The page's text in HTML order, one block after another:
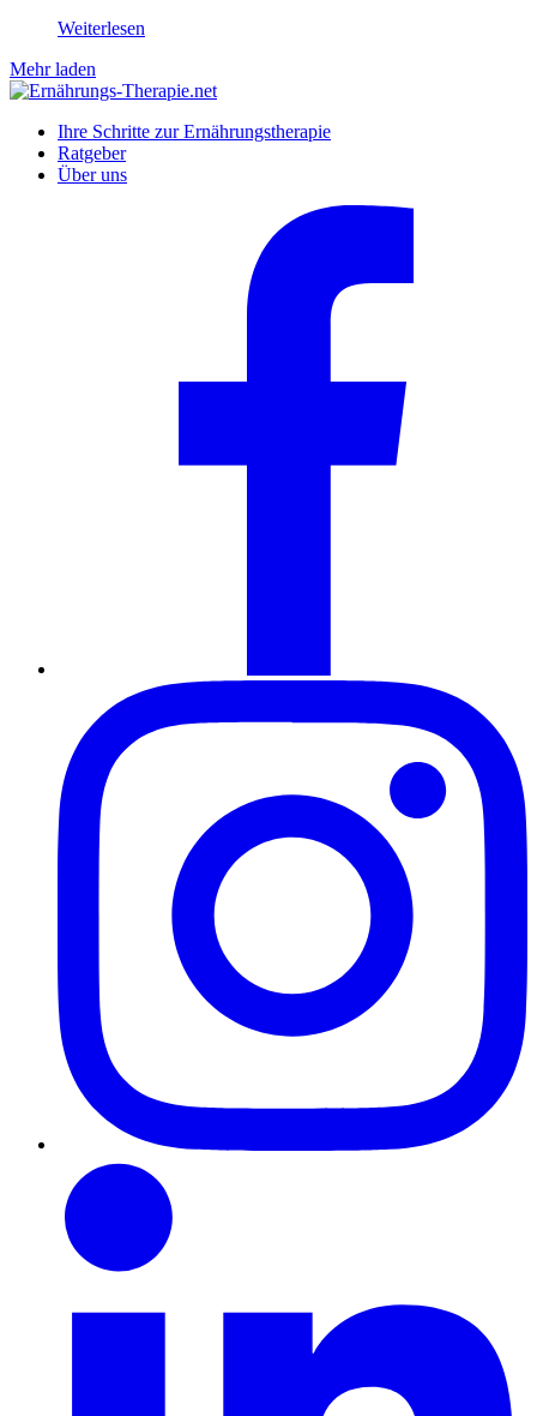
Weiterlesen
Mehr laden
Ihre Schritte zur Ernährungstherapie
Ratgeber
Über uns